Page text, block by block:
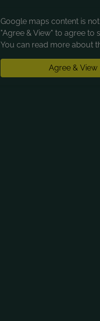
Google maps content is
"Agree & View" to agree to
You can read more about
Agree & View